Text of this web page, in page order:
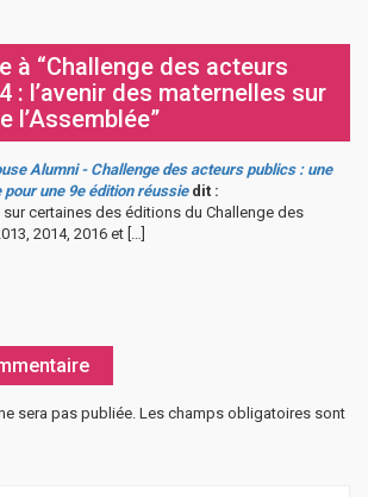
à “Challenge des acteurs
: l’avenir des maternelles sur
l’Assemblée”
Alumni - Challenge des acteurs publics : une
pour une 9e édition réussie dit :
sur certaines des éditions du Challenge des
2014, 2016 et […]
sera pas publiée. Les champs obligatoires sont